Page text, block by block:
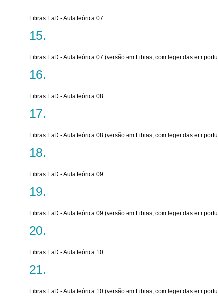
Libras EaD - Aula teórica 07
Libras EaD - Aula teórica 07 (versão em Libras, com legendas em
Libras EaD - Aula teórica 08
Libras EaD - Aula teórica 08 (versão em Libras, com legendas em
Libras EaD - Aula teórica 09
Libras EaD - Aula teórica 09 (versão em Libras, com legendas em
Libras EaD - Aula teórica 10
Libras EaD - Aula teórica 10 (versão em Libras, com legendas em